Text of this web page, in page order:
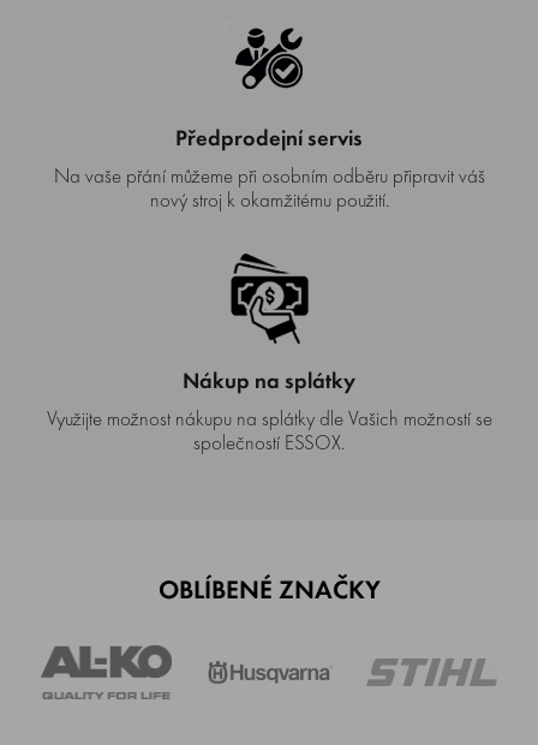
Předprodejní servis
Na vaše přání můžeme při osobním odběru připravit váš
nový stroj k okamžitému použití.
Nákup na splátky
Využijte možnost nákupu na splátky dle Vašich možností se
společností ESSOX.
OBLÍBENÉ ZNAČKY